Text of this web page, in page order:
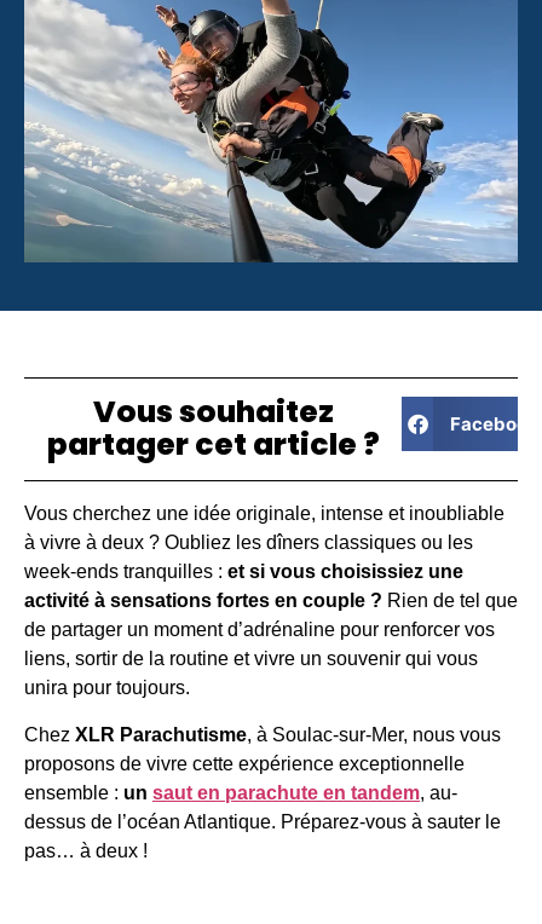
Vous souhaitez
partager cet article ? Facebook
Vous cherchez une idée originale, intense et inoubliable
à vivre à deux ? Oubliez les dîners classiques ou les
week-ends tranquilles : et si vous choisissiez une
activité à sensations fortes en couple ? Rien de tel que
de partager un moment d’adrénaline pour renforcer vos
liens, sortir de la routine et vivre un souvenir qui vous
unira pour toujours.
Chez XLR Parachutisme, à Soulac-sur-Mer, nous vous
proposons de vivre cette expérience exceptionnelle
ensemble : un saut en parachute en tandem, au-
dessus de l’océan Atlantique. Préparez-vous à sauter le
pas… à deux !